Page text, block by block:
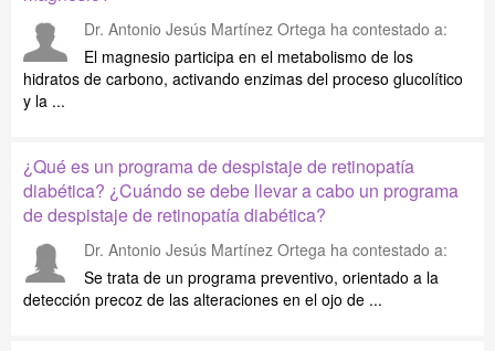
Dr. Antonio Jesús Martínez Ortega ha contestado a:
El magnesio participa en el metabolismo de los
hidratos de carbono, activando enzimas del proceso glucolítico
y la ...
¿Qué es un programa de despistaje de retinopatía
diabética? ¿Cuándo se debe llevar a cabo un programa
de despistaje de retinopatía diabética?
Dr. Antonio Jesús Martínez Ortega ha contestado a:
Se trata de un programa preventivo, orientado a la
detección precoz de las alteraciones en el ojo de ...